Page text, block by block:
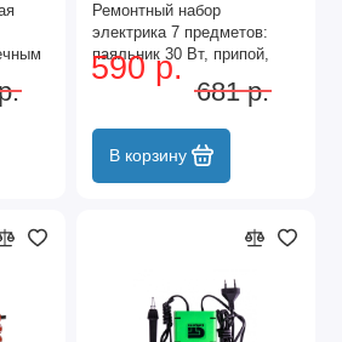
Ремонтный набор
электрика 7 предметов:
паяльник 30 Вт, припой,
флюс, две отвёртки,
пинцет, подставка Sparta
590 р.
681 р.
В корзину